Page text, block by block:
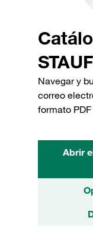
Navegar y
correo
formato PDF
Abrir